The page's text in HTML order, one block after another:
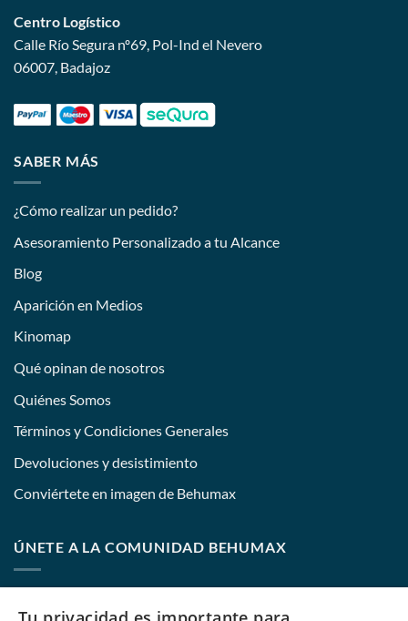
Centro Logístico
Calle Río Segura nº69, Pol-Ind el Nevero
06007, Badajoz
SABER MÁS
¿Cómo realizar un pedido?
Asesoramiento Personalizado a tu Alcance
Blog
Aparición en Medios
Kinomap
Qué opinan de nosotros
Quiénes Somos
Términos y Condiciones Generales
Devoluciones y desistimiento
Conviértete en imagen de Behumax
ÚNETE A LA COMUNIDAD BEHUMAX